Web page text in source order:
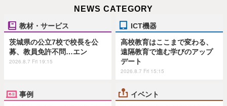
NEWS CATEGORY
教材・サービス
茨城県の公立7校で校長を公
募、教員免許不問…エン
2026.8.7 Fri 19:15
ICT機器
高校教育はここまで変わる、
遠隔教育で進む学びのアップ
デート
2026.8.7 Fri 15:15
事例 イベント